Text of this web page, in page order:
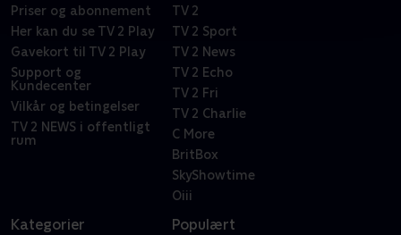
Priser og abonnement
Her kan du se TV 2 Play
Gavekort til TV 2 Play
Support og
Kundecenter
Vilkår og betingelser
TV 2 NEWS i offentligt
rum
TV 2
TV 2 Sport
TV 2 News
TV 2 Echo
TV 2 Fri
TV 2 Charlie
C More
BritBox
SkyShowtime
Oiii
Kategorier Populært